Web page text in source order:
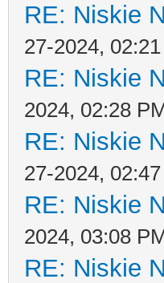
RE: Niskie
27-2024,
RE: Niskie
2024, 02:28
RE: Niskie
27-2024,
RE: Niskie
2024, 03:08
RE: Niskie